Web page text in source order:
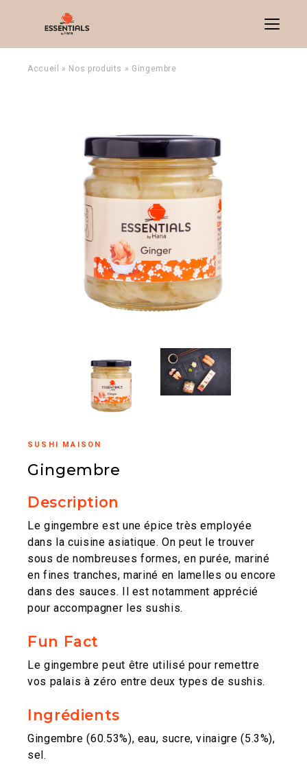
Menu
Accueil » Nos produits » Gingembre
SUSHI MAISON
Gingembre
Description
Le gingembre est une épice très employée
dans la cuisine asiatique. On peut le trouver
sous de nombreuses formes, en purée, mariné
en fines tranches, mariné en lamelles ou encore
dans des sauces. Il est notamment apprécié
pour accompagner les sushis.
Fun Fact
Le gingembre peut être utilisé pour remettre
vos palais à zéro entre deux types de sushis.
Ingrédients
Gingembre (60.53%), eau, sucre, vinaigre (5.3%),
sel.